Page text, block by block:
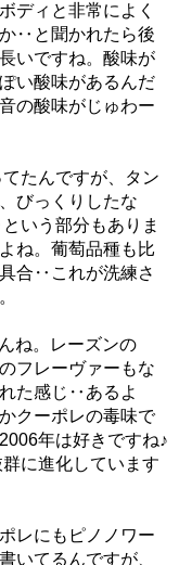
ディと非常によく
‥と聞かれたら後
いですね。酸味が
い酸味があるんだ
の酸味がじゅわー
たんですが、タン
びっくりしたな
いう部分もありま
ね。葡萄品種も比
合‥これが洗練さ
ね。レーズンの
フレーヴァーもな
た感じ‥あるよ
クーポレの毒味で
年は好きですね♪
に進化しています
レにもピノノワー
いてるんですが、